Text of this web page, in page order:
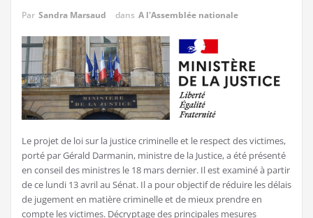
Par Sandra Marsaud dans A l'Assemblée nationale
Le projet de loi sur la justice criminelle et le respect des victimes,
porté par Gérald Darmanin, ministre de la Justice, a été présenté
en conseil des ministres le 18 mars dernier. Il est examiné à partir
de ce lundi 13 avril au Sénat. Il a pour objectif de réduire les délais
de jugement en matière criminelle et de mieux prendre en
compte les victimes. Décryptage des principales mesures